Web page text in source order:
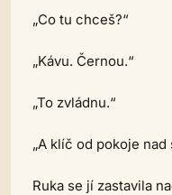
„Co tu chceš?“
„Kávu. Černou.“
„To zvládnu.“
„A klíč od pokoje nad
Ruka se jí zastavila